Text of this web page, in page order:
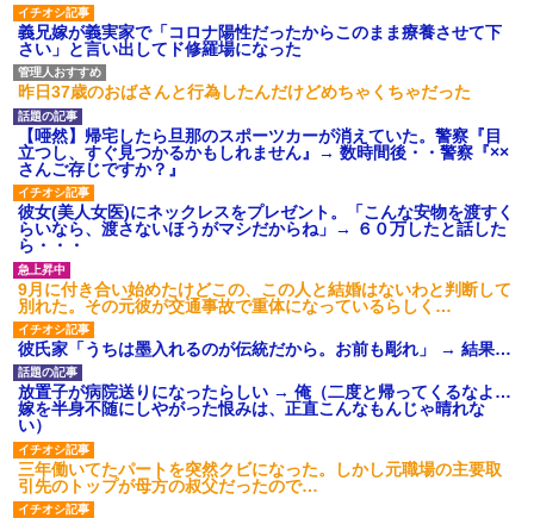
義兄嫁が義実家で「コロナ陽性だったからこのまま療養させて下
さい」と言い出してド修羅場になった
昨日37歳のおばさんと行為したんだけどめちゃくちゃだった
【唖然】帰宅したら旦那のスポーツカーが消えていた。警察『目
立つし、すぐ見つかるかもしれません』→ 数時間後・・警察『××
さんご存じですか？』
彼女(美人女医)にネックレスをプレゼント。「こんな安物を渡すく
らいなら、渡さないほうがマシだからね」→ ６０万したと話した
ら・・・
9月に付き合い始めたけどこの、この人と結婚はないわと判断して
別れた。その元彼が交通事故で重体になっているらしく…
彼氏家「うちは墨入れるのが伝統だから。お前も彫れ」 → 結果…
放置子が病院送りになったらしい → 俺（二度と帰ってくるなよ…
嫁を半身不随にしやがった恨みは、正直こんなもんじゃ晴れな
い）
三年働いてたパートを突然クビになった。しかし元職場の主要取
引先のトップが母方の叔父だったので…